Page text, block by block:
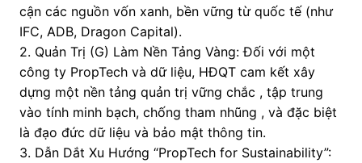
cận các nguồn vốn xanh, bền vững từ quốc tế (như
IFC, ADB, Dragon Capital).
2. Quản Trị (G) Làm Nền Tảng Vàng: Đối với một
công ty PropTech và dữ liệu, HĐQT cam kết xây
dựng một nền tảng quản trị vững chắc , tập trung
vào tính minh bạch, chống tham nhũng , và đặc biệt
là đạo đức dữ liệu và bảo mật thông tin.
3. Dẫn Dắt Xu Hướng “PropTech for Sustainability”: